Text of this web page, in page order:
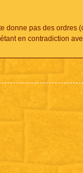
donne pas des ordres
en contradiction